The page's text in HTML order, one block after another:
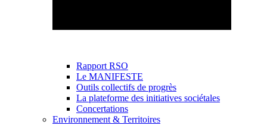
Rapport RSO
Le MANIFESTE
Outils collectifs de progrès
La plateforme des initiatives sociétales
Concertations
Environnement & Territoires